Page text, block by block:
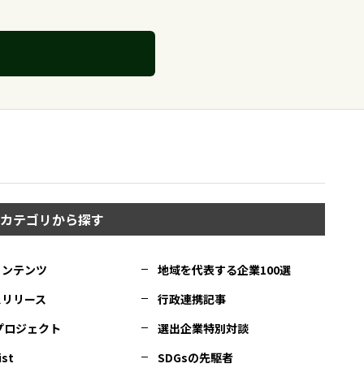
カテゴリから探す
テンツ
地域を代表する企業100選
リース
行政連携記事
ロジェクト
選出企業特別対談
SDGsの先駆者